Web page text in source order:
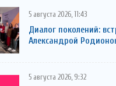
5 августа 2026, 11:43
Диалог поколений:
Александрой
5 августа 2026, 9:32